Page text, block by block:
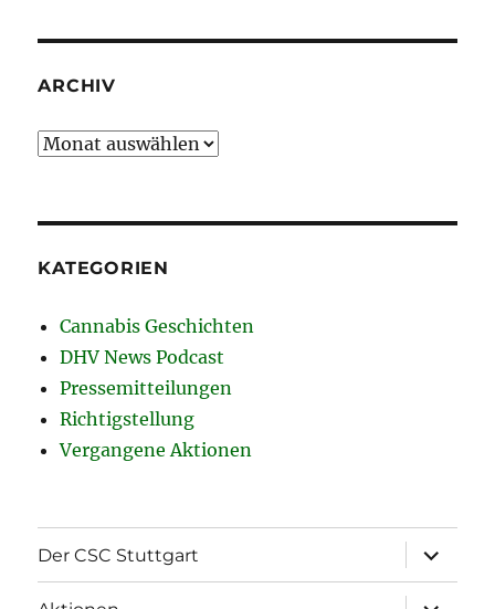
ARCHIV
Archiv
KATEGORIEN
Cannabis Geschichten
DHV News Podcast
Pressemitteilungen
Richtigstellung
Vergangene Aktionen
Der CSC Stuttgart
öffnen